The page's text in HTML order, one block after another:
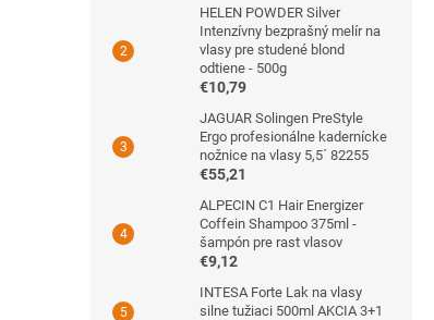
HELEN POWDER Silver
Intenzívny bezprašný melír na
vlasy pre studené blond
odtiene - 500g
€10,79
JAGUAR Solingen PreStyle
Ergo profesionálne kadernícke
nožnice na vlasy 5,5´ 82255
€55,21
ALPECIN C1 Hair Energizer
Coffein Shampoo 375ml -
šampón pre rast vlasov
€9,12
INTESA Forte Lak na vlasy
silne tužiaci 500ml AKCIA 3+1